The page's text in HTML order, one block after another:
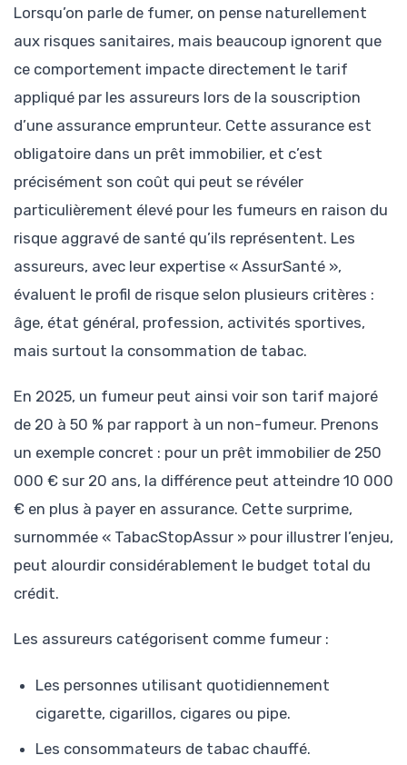
Lorsqu’on parle de fumer, on pense naturellement
aux risques sanitaires, mais beaucoup ignorent que
ce comportement impacte directement le tarif
appliqué par les assureurs lors de la souscription
d’une assurance emprunteur. Cette assurance est
obligatoire dans un prêt immobilier, et c’est
précisément son coût qui peut se révéler
particulièrement élevé pour les fumeurs en raison du
risque aggravé de santé qu’ils représentent. Les
assureurs, avec leur expertise « AssurSanté »,
évaluent le profil de risque selon plusieurs critères :
âge, état général, profession, activités sportives,
mais surtout la consommation de tabac.
En 2025, un fumeur peut ainsi voir son tarif majoré
de 20 à 50 % par rapport à un non-fumeur. Prenons
un exemple concret : pour un prêt immobilier de 250
000 € sur 20 ans, la différence peut atteindre 10 000
€ en plus à payer en assurance. Cette surprime,
surnommée « TabacStopAssur » pour illustrer l’enjeu,
peut alourdir considérablement le budget total du
crédit.
Les assureurs catégorisent comme fumeur :
Les personnes utilisant quotidiennement
cigarette, cigarillos, cigares ou pipe.
Les consommateurs de tabac chauffé.